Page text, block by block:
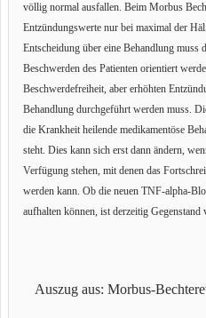
völlig normal ausfallen. Beim Morbus
Entzündungswerte nur bei maximal der
Entscheidung über eine Behandlung muss
Beschwerden des Patienten orientiert
Beschwerdefreiheit, aber erhöhten
Behandlung durchgeführt werden muss.
die Krankheit heilende medikamentöse
steht. Dies kann sich erst dann ändern,
Verfügung stehen, mit denen das
werden kann. Ob die neuen TNF-alpha-
aufhalten können, ist derzeitig Gegenstand
Auszug aus: Morbus-